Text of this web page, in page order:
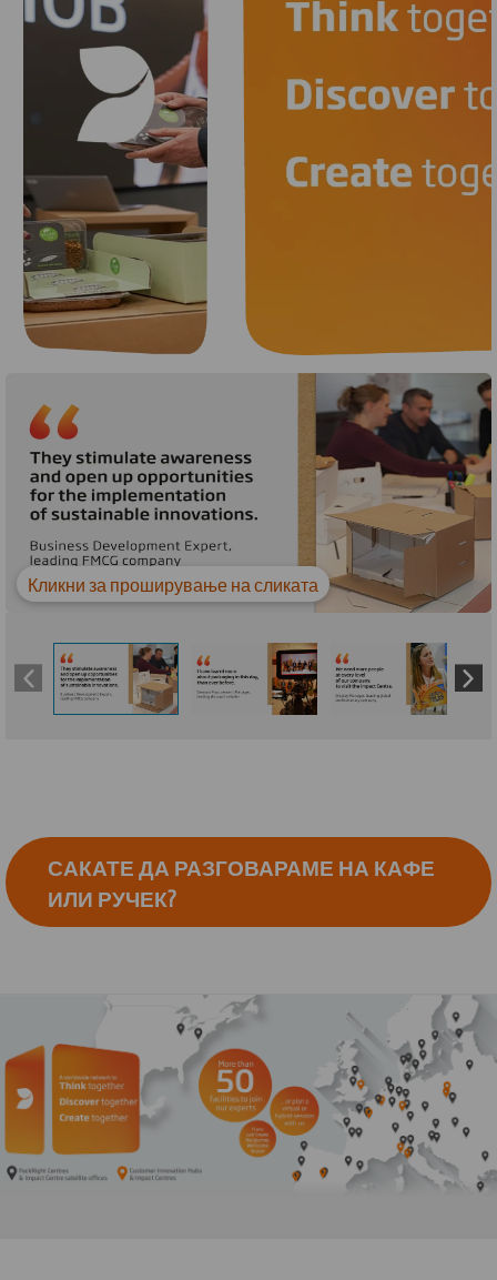
Carousel. Use previous and next buttons to move
Кликни за проширување на сликата
САКАТЕ ДА РАЗГОВАРАМЕ НА КАФЕ
ИЛИ РУЧЕК?